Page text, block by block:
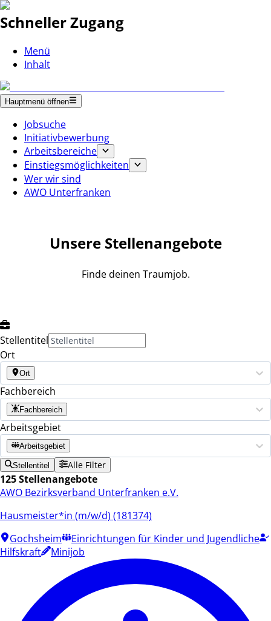
Schneller Zugang
Menü
Inhalt
Hauptmenü öffnen
Jobsuche
Initiativbewerbung
Arbeitsbereiche
Einstiegsmöglichkeiten
Wer wir sind
AWO Unterfranken
Unsere Stellenangebote
Finde deinen Traumjob.
Stellentitel
Ort
Ort
Fachbereich
Fachbereich
Arbeitsgebiet
Arbeitsgebiet
Stellentitel Alle Filter
125 Stellenangebote
AWO Bezirksverband Unterfranken e.V.
Hausmeister*in (m/w/d) (181374)
Gochsheim
Einrichtungen für Kinder und Jugendliche
Hilfskraft
Minijob